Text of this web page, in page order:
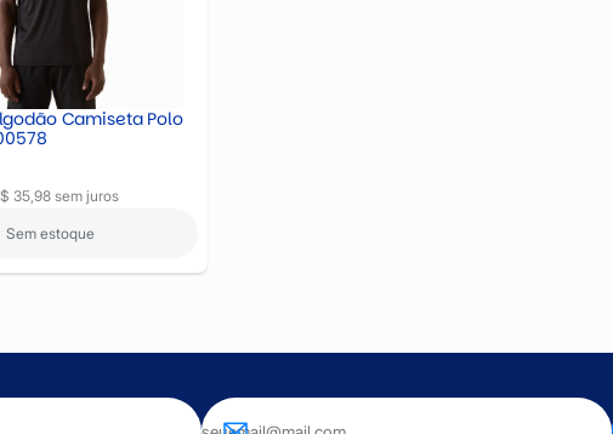
Camiseta Polo
35,98 sem juros
Sem estoque